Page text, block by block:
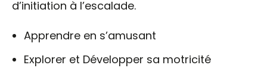
d’initiation à l’escalade.
Apprendre en s’amusant
Explorer et Développer sa motricité